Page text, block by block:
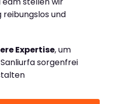
reibungslos und
Expertise, um
sorgenfrei